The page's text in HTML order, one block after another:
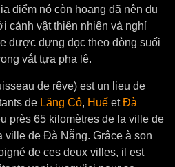
điểm nó còn hoang dã nên du
cảnh vật thiên nhiên và nghỉ
được dựng dọc theo dòng suối
vắt tựa pha lê.
de rêve) est un lieu de
de Lăng Cô, Huế etĐà
près 65 kilomètres de la ville de
ville de Đà Nẵng. Grâce à son
de ces deux villes, il est